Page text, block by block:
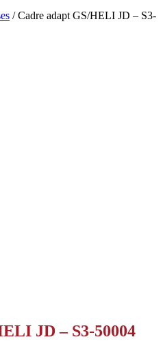
/ Cadre adapt GS/HELI JD – S3-
JD – S3-50004